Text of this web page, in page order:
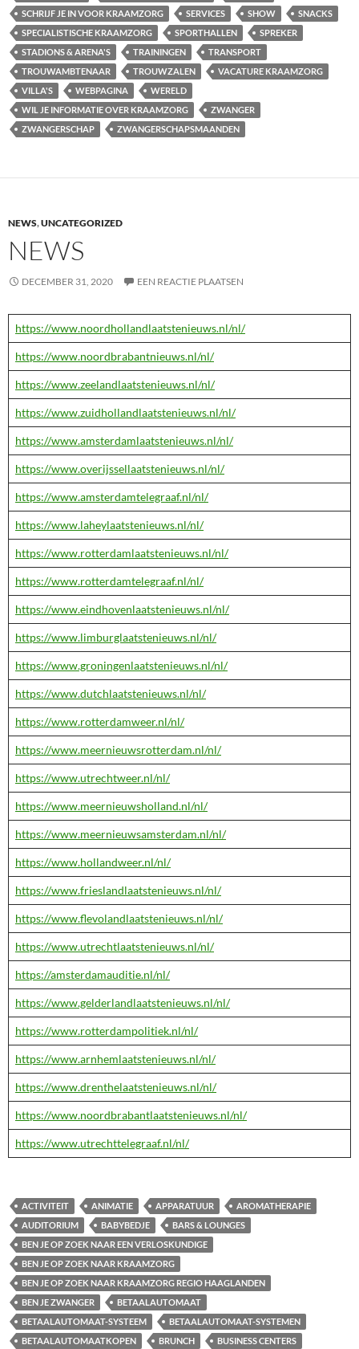
SCHRIJF JE IN VOOR KRAAMZORG
SERVICES SHOW
SNACKS
SPECIALISTISCHE KRAAMZORG
SPORTHALLEN
SPREKER
STADIONS & ARENA'S
TRAININGEN
TRANSPORT
TROUWAMBTENAAR
TROUWZALEN
VACATURE KRAAMZORG
VILLA'S
WEBPAGINA
WERELD
WIL JE INFORMATIE OVER KRAAMZORG
ZWANGER
ZWANGERSCHAP
ZWANGERSCHAPSMAANDEN
NEWS,UNCATEGORIZED
NEWS
DECEMBER 31, 2020 EEN REACTIE PLAATSEN
https://www.noordhollandlaatstenieuws.nl/nl/
https://www.noordbrabantnieuws.nl/nl/
https://www.zeelandlaatstenieuws.nl/nl/
https://www.zuidhollandlaatstenieuws.nl/nl/
https://www.amsterdamlaatstenieuws.nl/nl/
https://www.overijssellaatstenieuws.nl/nl/
https://www.amsterdamtelegraaf.nl/nl/
https://www.laheylaatstenieuws.nl/nl/
https://www.rotterdamlaatstenieuws.nl/nl/
https://www.rotterdamtelegraaf.nl/nl/
https://www.eindhovenlaatstenieuws.nl/nl/
https://www.limburglaatstenieuws.nl/nl/
https://www.groningenlaatstenieuws.nl/nl/
https://www.dutchlaatstenieuws.nl/nl/
https://www.rotterdamweer.nl/nl/
https://www.meernieuwsrotterdam.nl/nl/
https://www.utrechtweer.nl/nl/
https://www.meernieuwsholland.nl/nl/
https://www.meernieuwsamsterdam.nl/nl/
https://www.hollandweer.nl/nl/
https://www.frieslandlaatstenieuws.nl/nl/
https://www.flevolandlaatstenieuws.nl/nl/
https://www.utrechtlaatstenieuws.nl/nl/
https://amsterdamauditie.nl/nl/
https://www.gelderlandlaatstenieuws.nl/nl/
https://www.rotterdampolitiek.nl/nl/
https://www.arnhemlaatstenieuws.nl/nl/
https://www.drenthelaatstenieuws.nl/nl/
https://www.noordbrabantlaatstenieuws.nl/nl/
https://www.utrechttelegraaf.nl/nl/
ACTIVITEIT ANIMATIE APPARATUUR
AROMATHERAPIE
AUDITORIUM
BABYBEDJE
BARS & LOUNGES
BEN JE OP ZOEK NAAR EEN VERLOSKUNDIGE
BEN JE OP ZOEK NAAR KRAAMZORG
BEN JE OP ZOEK NAAR KRAAMZORG REGIO HAAGLANDEN
BEN JE ZWANGER
BETAALAUTOMAAT
BETAALAUTOMAAT-SYSTEEM
BETAALAUTOMAAT-SYSTEMEN
BETAALAUTOMAATKOPEN
BRUNCH BUSINESS CENTERS